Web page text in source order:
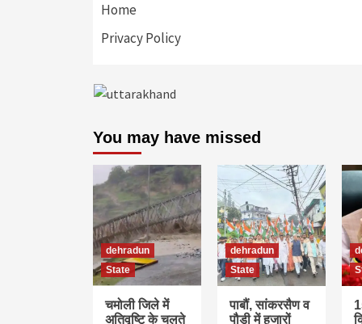
Home
Privacy Policy
You may have missed
dehradun
State
चमोली जिले में
अतिवृष्टि के चलते
dehradun
State
पाबौं, सांकरसैण व
पौड़ी में हजारों